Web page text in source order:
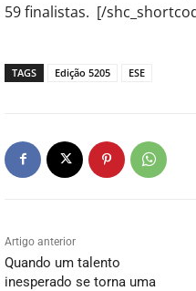
59 finalistas. [/
TAGS Edição 5205 ESE
Artigo anterior
Quando um talento
inesperado se torna uma